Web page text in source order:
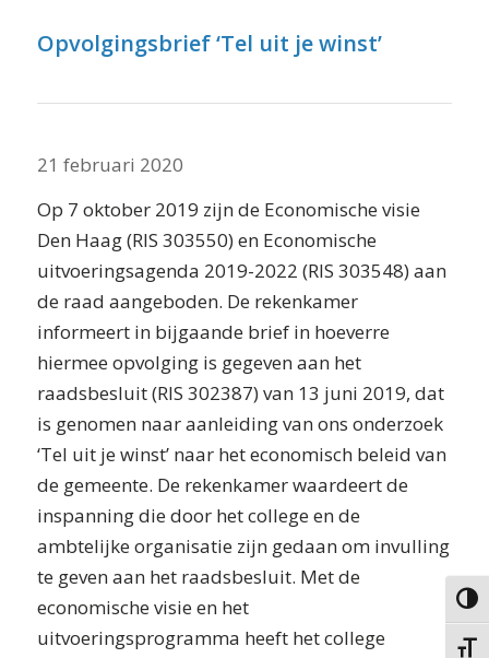
Kies
Opvolgingsbrief ‘Tel uit je winst’
21 februari 2020
Op 7 oktober 2019 zijn de Economische visie
Den Haag (RIS 303550) en Economische
uitvoeringsagenda 2019-2022 (RIS 303548) aan
de raad aangeboden. De rekenkamer
informeert in bijgaande brief in hoeverre
hiermee opvolging is gegeven aan het
raadsbesluit (RIS 302387) van 13 juni 2019, dat
is genomen naar aanleiding van ons onderzoek
‘Tel uit je winst’ naar het economisch beleid van
de gemeente. De rekenkamer waardeert de
inspanning die door het college en de
ambtelijke organisatie zijn gedaan om invulling
te geven aan het raadsbesluit. Met de
economische visie en het
uitvoeringsprogramma heeft het college